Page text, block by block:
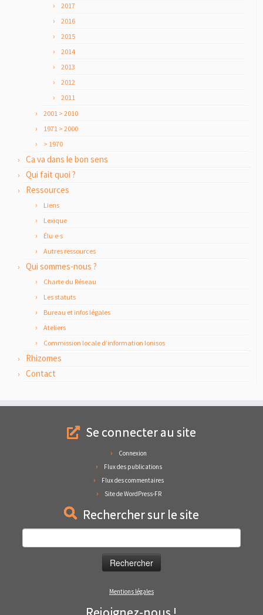
2017
2016
2015
2014
2013
2012
2011
2001 > 2010
1971 > 2000
> 1970
Ca va dans le bon sens
Qui fait quoi ?
Ressources
Liens
Lexique
Élu·e·s
Autres ressources
Qui sommes-nous ?
Charte du Réseau
Les statuts
Bureau et infos légales
Ateliers
Commission locale d’information Ionisos
Rhizomes
Contact
Se connecter au site
Connexion
Flux des publications
Flux des commentaires
Site de WordPress-FR
Rechercher sur le site
Mentions légales